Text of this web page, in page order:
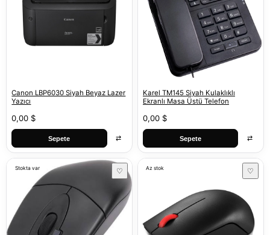
Canon LBP6030 Siyah Beyaz Lazer
Yazıcı
0,00 $
Sepete ⇄
Karel TM145 Siyah Kulaklıklı
Ekranlı Masa Üstü Telefon
0,00 $
Sepete ⇄
Stokta var ♡ Az stok ♡